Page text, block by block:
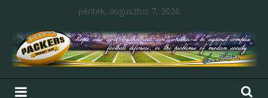
péntek, augusztus 7, 2026